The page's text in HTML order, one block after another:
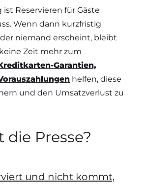
Reservieren für Gäste
Wenn dann kurzfristig
niemand erscheint, bleibt
Zeit mehr zum
Garantien,
helfen, diese
und den Umsatzverlust zu
die Presse?
und nicht kommt,